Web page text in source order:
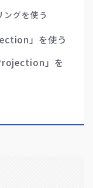
グを使う
」を使う
」を